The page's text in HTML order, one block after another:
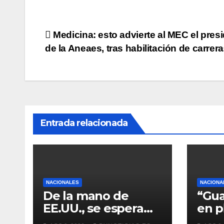
Navegación
entradas
Medicina: esto advierte al MEC el
de la Aneaes, tras habilitación de
Entrada relacionada
NACIONALES
De la mano de
EE.UU., se espera
tener reactores
en